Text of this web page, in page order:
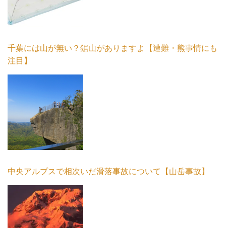
千葉には山が無い？鋸山がありますよ【遭難・熊事情にも
注目】
中央アルプスで相次いだ滑落事故について【山岳事故】